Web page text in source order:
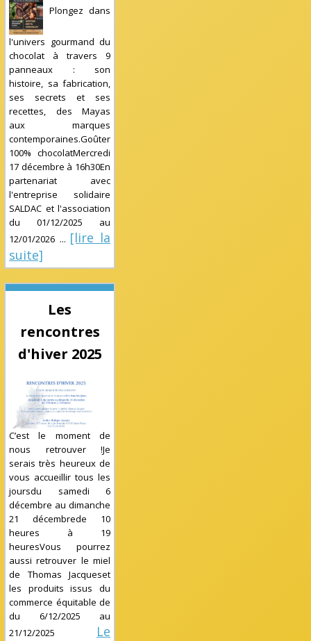
Plongez dans
l'univers gourmand du
chocolat à travers 9
panneaux : son
histoire, sa fabrication,
ses secrets et ses
recettes, des Mayas
aux marques
contemporaines.Goûter
100% chocolatMercredi
17 décembre à 16h30En
partenariat avec
l'entreprise solidaire
SALDAC et l'association
du 01/12/2025 au
12/01/2026 ... [lire la
suite]
Les
rencontres
d'hiver 2025
C’est le moment de
nous retrouver !Je
serais très heureux de
vous accueillir tous les
joursdu samedi 6
décembre au dimanche
21 décembrede 10
heures à 19
heuresVous pourrez
aussi retrouver le miel
de Thomas Jacqueset
les produits issus du
commerce équitable de
du 6/12/2025 au
21/12/2025
Le